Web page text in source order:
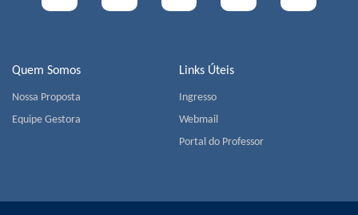
Quem Somos
Nossa Proposta
Equipe Gestora
Links Úteis
Ingresso
Webmail
Portal do Professor